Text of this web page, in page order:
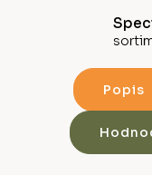
Popis